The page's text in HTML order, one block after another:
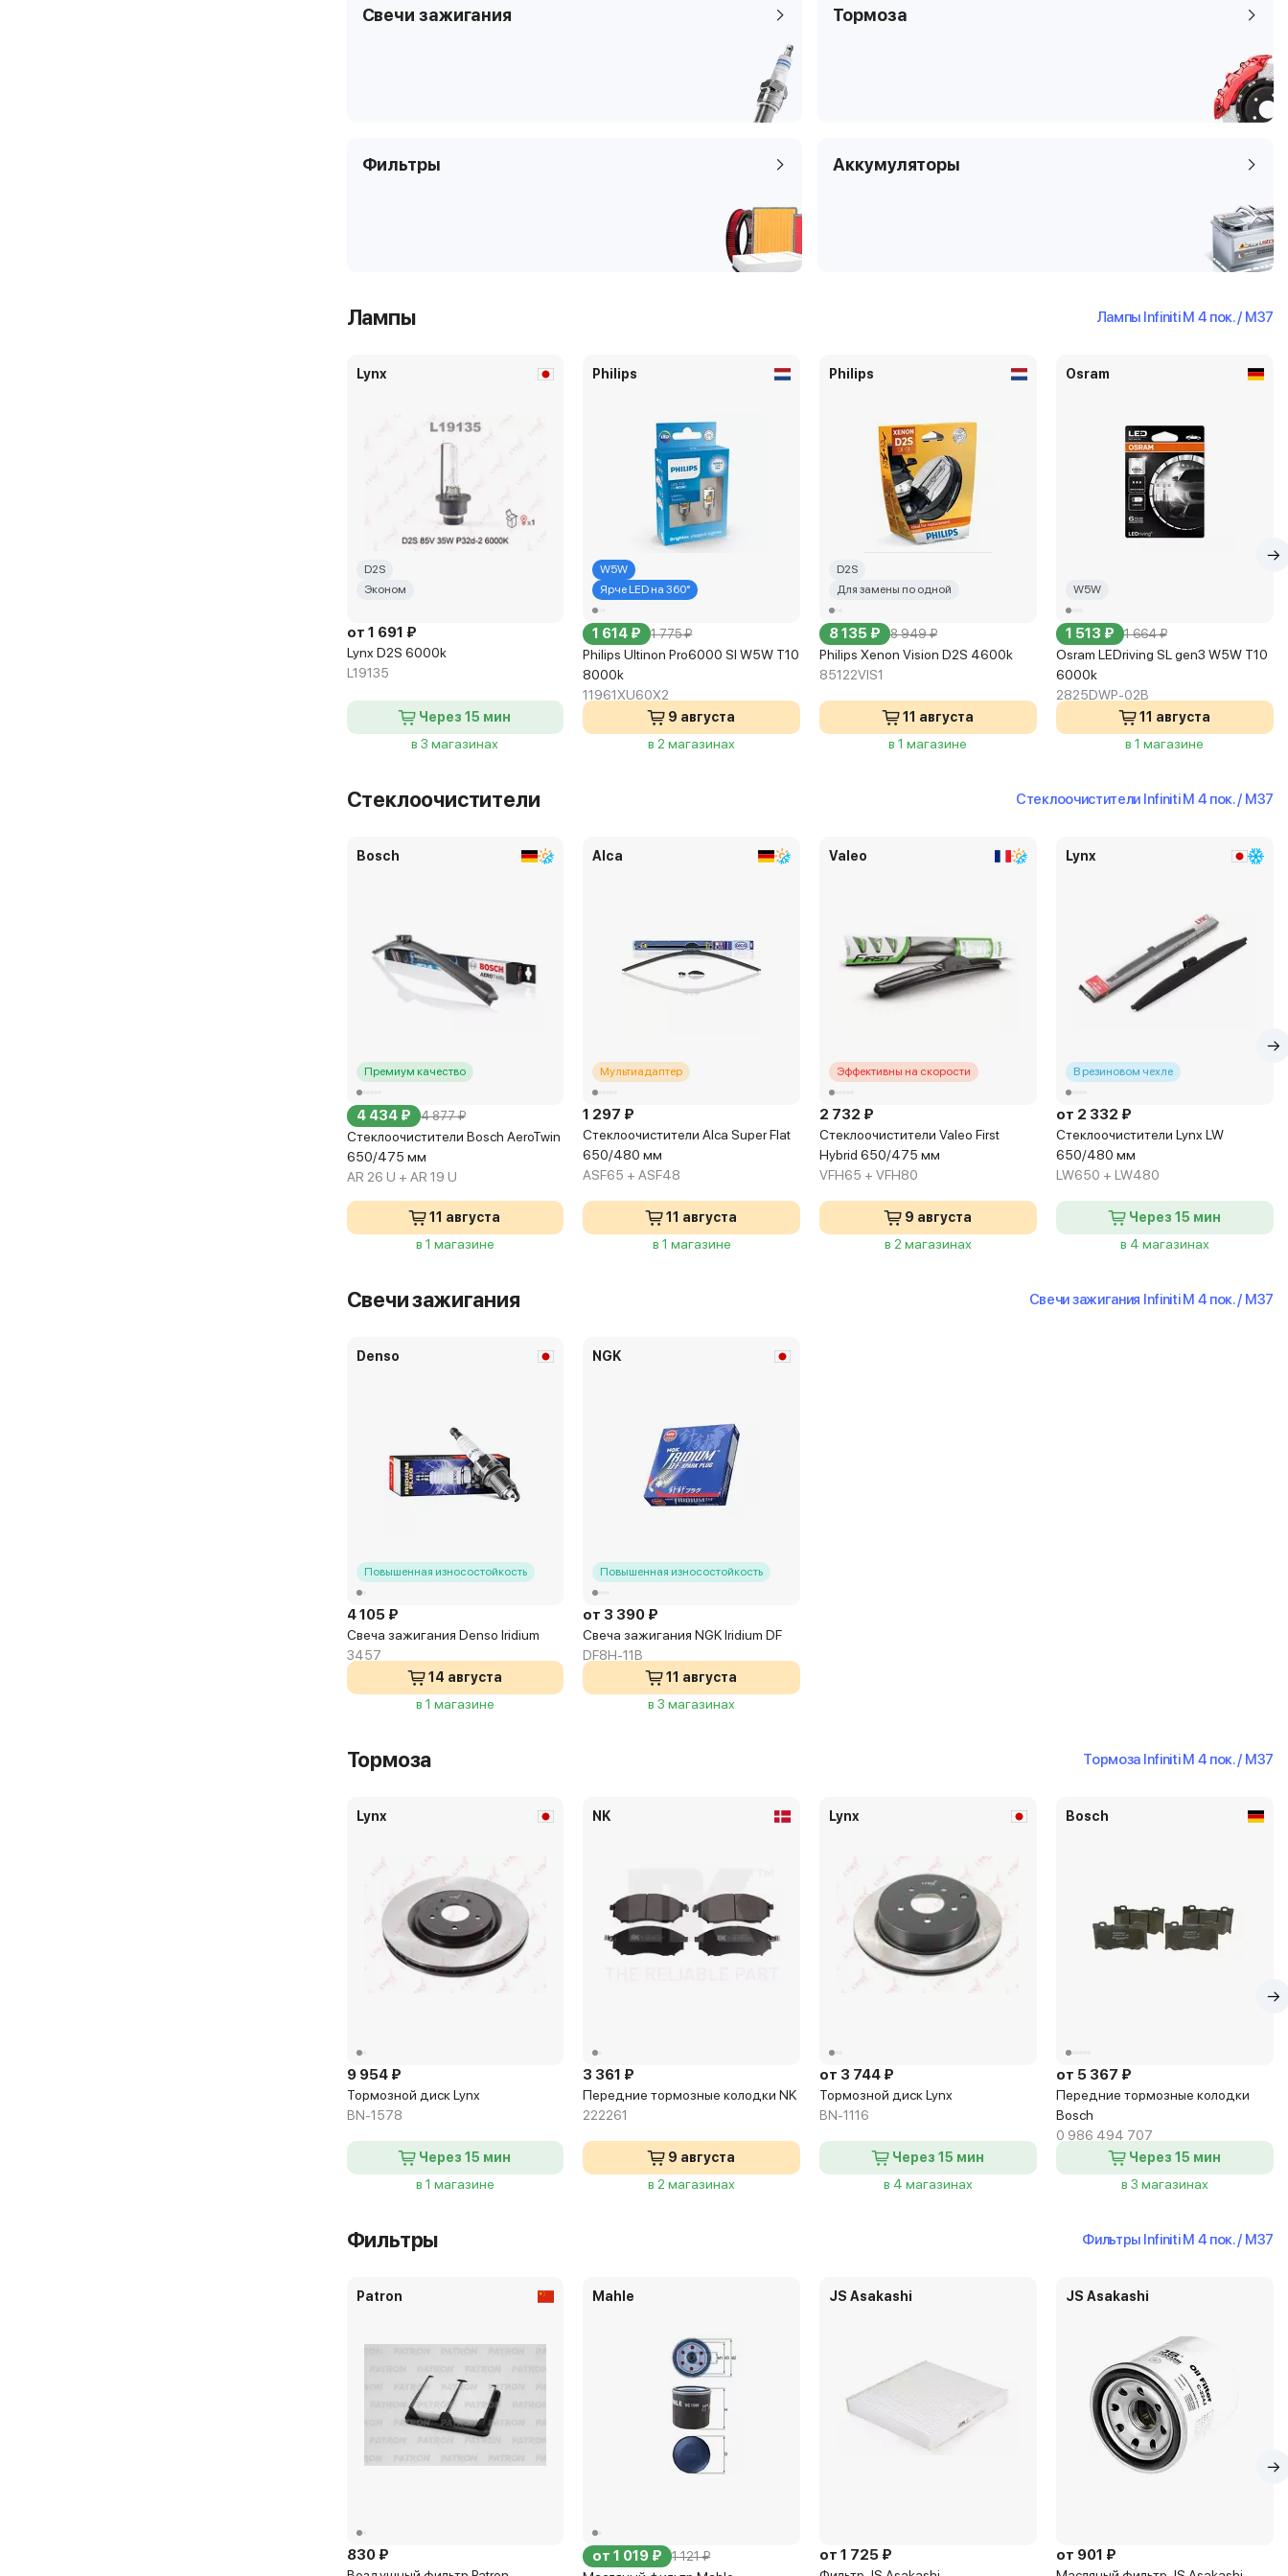
Свечи зажигания Тормоза
Фильтры Аккумуляторы
Лампы Лампы Infiniti M 4 пок. / M37
Lynx
D2S
Эконом
от 1 691 ₽
Lynx D2S 6000k
L19135
Через 15 мин
в 3 магазинах
Philips
W5W
Ярче LED на 360°
1 614 ₽ 1 775 ₽
Philips Ultinon Pro6000 Sl W5W T10
8000k
11961XU60X2
9 августа
в 2 магазинах
Philips
D2S
Для замены по одной
8 135 ₽ 8 949 ₽
Philips Xenon Vision D2S 4600k
85122VIS1
11 августа
в 1 магазине
Osram
W5W
1 513 ₽ 1 664 ₽
Osram LEDriving SL gen3 W5W T10
6000k
2825DWP-02B
11 августа
в 1 магазине
Стеклоочистители Стеклоочистители Infiniti M 4 пок. / M37
Bosch
Премиум качество
4 434 ₽ 4 877 ₽
Стеклоочистители Bosch AeroTwin
650/475 мм
AR 26 U + AR 19 U
11 августа
в 1 магазине
Alca
Мультиадаптер
1 297 ₽
Стеклоочистители Alca Super Flat
650/480 мм
ASF65 + ASF48
11 августа
в 1 магазине
Valeo
Эффективны на скорости
2 732 ₽
Стеклоочистители Valeo First
Hybrid 650/475 мм
VFH65 + VFH80
9 августа
в 2 магазинах
Lynx
В резиновом чехле
от 2 332 ₽
Стеклоочистители Lynx LW
650/480 мм
LW650 + LW480
Через 15 мин
в 4 магазинах
Свечи зажигания Свечи зажигания Infiniti M 4 пок. / M37
Denso
Повышенная износостойкость
4 105 ₽
Свеча зажигания Denso Iridium
3457
14 августа
в 1 магазине
NGK
Повышенная износостойкость
от 3 390 ₽
Свеча зажигания NGK Iridium DF
DF8H-11B
11 августа
в 3 магазинах
Тормоза Тормоза Infiniti M 4 пок. / M37
Lynx
9 954 ₽
Тормозной диск Lynx
BN-1578
Через 15 мин
в 1 магазине
NK
3 361 ₽
Передние тормозные колодки NK
222261
9 августа
в 2 магазинах
Lynx
от 3 744 ₽
Тормозной диск Lynx
BN-1116
Через 15 мин
в 4 магазинах
Bosch
от 5 367 ₽
Передние тормозные колодки
Bosch
0 986 494 707
Через 15 мин
в 3 магазинах
Фильтры Фильтры Infiniti M 4 пок. / M37
Patron
830 ₽
Mahle
от 1 019 ₽ 1 121 ₽
JS Asakashi
от 1 725 ₽
JS Asakashi
от 901 ₽